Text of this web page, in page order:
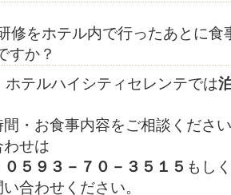
修をホテル内で行ったあとに食
すか？
ホテルハイシティセレンテでは
間・お食事内容をご相談くださ
わせは
０５９３－７０－３５１５ もし
合わせください。